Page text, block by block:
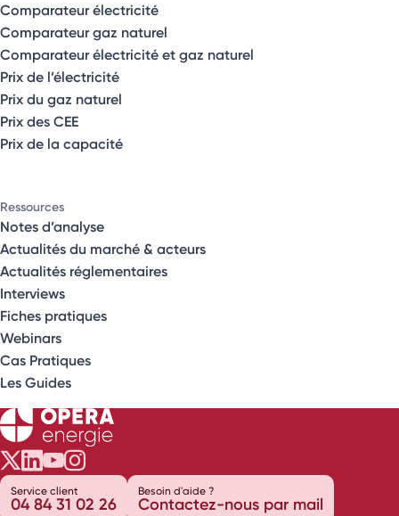
Comparateur électricité
Comparateur gaz naturel
Comparateur électricité et gaz naturel
Prix de l’électricité
Prix du gaz naturel
Prix des CEE
Prix de la capacité
Ressources
Notes d’analyse
Actualités du marché & acteurs
Actualités réglementaires
Interviews
Fiches pratiques
Webinars
Cas Pratiques
Les Guides
Opéra Énergie sur Twitter
Opéra Énergie sur LinkedIn
Opéra Énergie sur Youtube
Opéra Énergie sur Instagram
Service client
04 84 31 02 26
Besoin d'aide ?
Contactez-nous par mail